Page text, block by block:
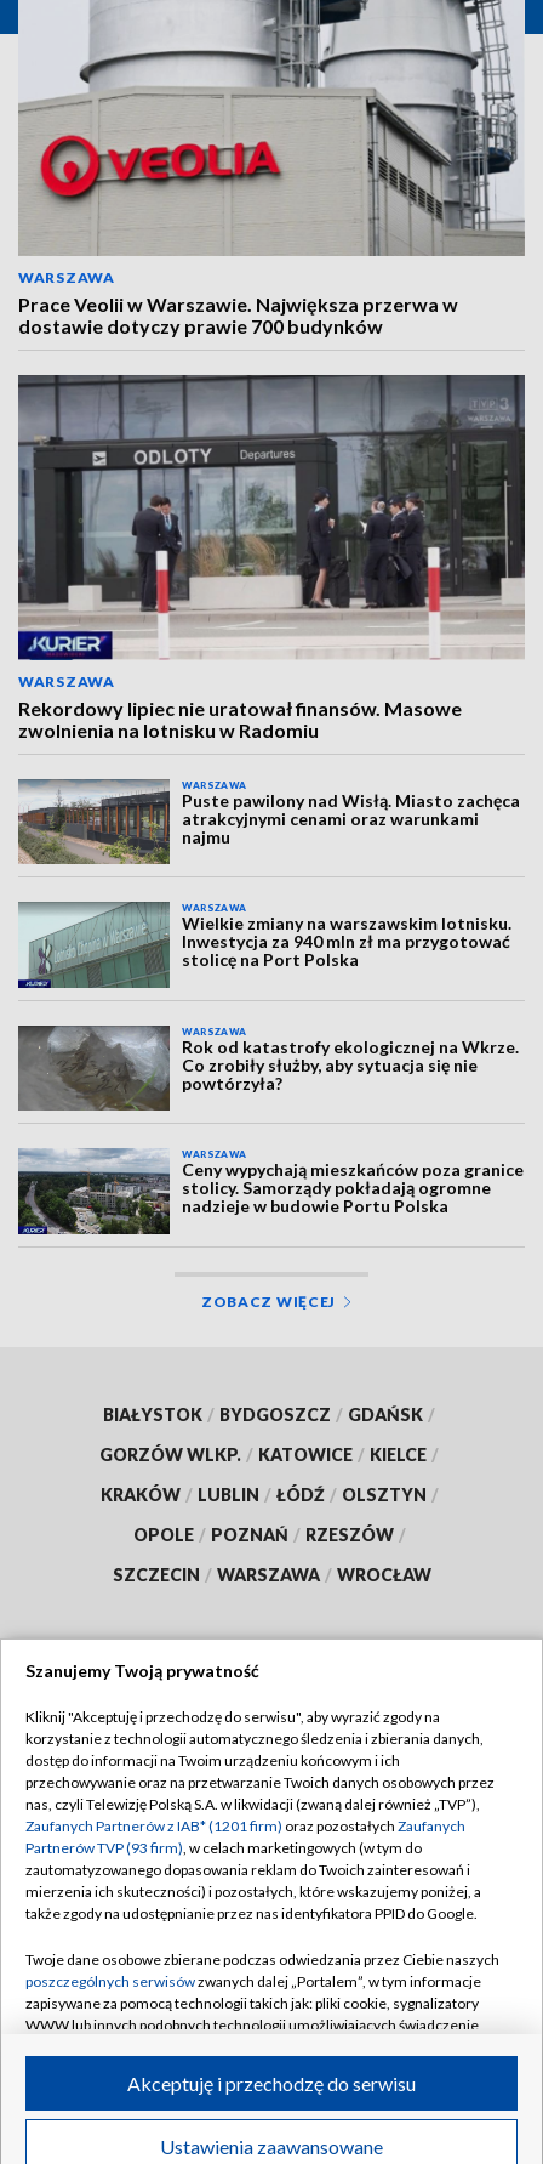
WARSZAWA
Prace Veolii w Warszawie. Największa przerwa w
dostawie dotyczy prawie 700 budynków
WARSZAWA
Rekordowy lipiec nie uratował finansów. Masowe
zwolnienia na lotnisku w Radomiu
WARSZAWA
Puste pawilony nad Wisłą. Miasto zachęca
atrakcyjnymi cenami oraz warunkami
najmu
WARSZAWA
Wielkie zmiany na warszawskim lotnisku.
Inwestycja za 940 mln zł ma przygotować
stolicę na Port Polska
WARSZAWA
Rok od katastrofy ekologicznej na Wkrze.
Co zrobiły służby, aby sytuacja się nie
powtórzyła?
WARSZAWA
Ceny wypychają mieszkańców poza granice
stolicy. Samorządy pokładają ogromne
nadzieje w budowie Portu Polska
ZOBACZ WIĘCEJ
BIAŁYSTOK / BYDGOSZCZ / GDAŃSK /
GORZÓW WLKP. / KATOWICE / KIELCE /
KRAKÓW / LUBLIN / ŁÓDŹ / OLSZTYN /
OPOLE / POZNAŃ / RZESZÓW /
SZCZECIN / WARSZAWA / WROCŁAW
TVP
Abonament TVP
Emisja w TVP
Centrum informacji TVP
Naziemna Telewizja Cyfrowa
Rada Programowa
System NOS
Informacje o nadawcy
Program dla prasy
Regulamin TVP
Polityka prywatności
Moje zgody
Pomoc
Kontakt
Kanały
©2026 Telewizja Polska S.A. w likwidacji
Szanujemy Twoją prywatność
Kliknij "Akceptuję i przechodzę do serwisu", aby wyrazić zgody na
korzystanie z technologii automatycznego śledzenia i zbierania danych,
dostęp do informacji na Twoim urządzeniu końcowym i ich
przechowywanie oraz na przetwarzanie Twoich danych osobowych przez
nas, czyli Telewizję Polską S.A. w likwidacji (zwaną dalej również „TVP”),
Zaufanych Partnerów z IAB* (1201 firm) oraz pozostałych Zaufanych
Partnerów TVP (93 firm), w celach marketingowych (w tym do
zautomatyzowanego dopasowania reklam do Twoich zainteresowań i
mierzenia ich skuteczności) i pozostałych, które wskazujemy poniżej, a
także zgody na udostępnianie przez nas identyfikatora PPID do Google.
Twoje dane osobowe zbierane podczas odwiedzania przez Ciebie naszych
poszczególnych serwisówzwanych dalej „Portalem”, w tym informacje
zapisywane za pomocą technologii takich jak: pliki cookie, sygnalizatory
WWW lub innych podobnych technologii umożliwiających świadczenie
ruchu w Internecie.
Twoje dane osobowe zbierane podczas odwiedzania przez Ciebie
poszczególnych serwisówna Portalu, takie jak adresy IP, identyfikatory
Ustawienia zaawansowane
Akceptuję i przechodzę do serwisu